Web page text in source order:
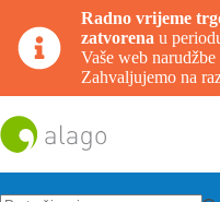
Radno vrijeme
zatvorena u
Vaše web
Zahvaljujemo na
na
sadržaj